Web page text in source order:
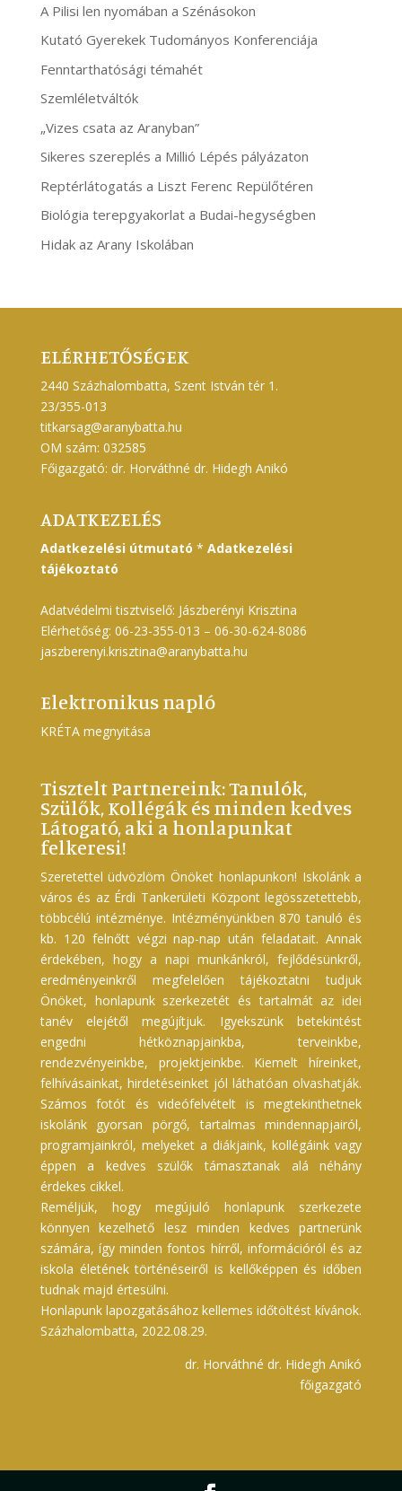
A Pilisi len nyomában a Szénásokon
Kutató Gyerekek Tudományos Konferenciája
Fenntarthatósági témahét
Szemléletváltók
„Vizes csata az Aranyban”
Sikeres szereplés a Millió Lépés pályázaton
Reptérlátogatás a Liszt Ferenc Repülőtéren
Biológia terepgyakorlat a Budai-hegységben
Hidak az Arany Iskolában
ELÉRHETŐSÉGEK
2440 Százhalombatta, Szent István tér 1.
23/355-013
titkarsag@aranybatta.hu
OM szám: 032585
Főigazgató: dr. Horváthné dr. Hidegh Anikó
ADATKEZELÉS
Adatkezelési útmutató * Adatkezelési
tájékoztató
Adatvédelmi tisztviselő: Jászberényi Krisztina
Elérhetőség: 06-23-355-013 – 06-30-624-8086
jaszberenyi.krisztina@aranybatta.hu
Elektronikus napló
KRÉTA megnyitása
Tisztelt Partnereink: Tanulók,
Szülők, Kollégák és minden kedves
Látogató, aki a honlapunkat
felkeresi!
Szeretettel üdvözlöm Önöket honlapunkon! Iskolánk a
város és az Érdi Tankerületi Központ legösszetettebb,
többcélú intézménye. Intézményünkben 870 tanuló és
kb. 120 felnőtt végzi nap-nap után feladatait. Annak
érdekében, hogy a napi munkánkról, fejlődésünkről,
eredményeinkről megfelelően tájékoztatni tudjuk
Önöket, honlapunk szerkezetét és tartalmát az idei
tanév elejétől megújítjuk. Igyekszünk betekintést
engedni hétköznapjainkba, terveinkbe,
rendezvényeinkbe, projektjeinkbe. Kiemelt híreinket,
felhívásainkat, hirdetéseinket jól láthatóan olvashatják.
Számos fotót és videófelvételt is megtekinthetnek
iskolánk gyorsan pörgő, tartalmas mindennapjairól,
programjainkról, melyeket a diákjaink, kollégáink vagy
éppen a kedves szülők támasztanak alá néhány
érdekes cikkel.
Reméljük, hogy megújuló honlapunk szerkezete
könnyen kezelhető lesz minden kedves partnerünk
számára, így minden fontos hírről, információról és az
iskola életének történéseiről is kellőképpen és időben
tudnak majd értesülni.
Honlapunk lapozgatásához kellemes időtöltést kívánok.
Százhalombatta, 2022.08.29.
dr. Horváthné dr. Hidegh Anikó
főigazgató